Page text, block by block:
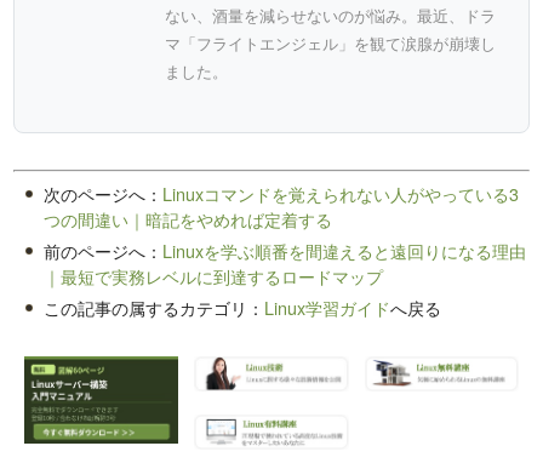
ない、酒量を減らせないのが悩み。最近、ドラ
マ「フライトエンジェル」を観て涙腺が崩壊し
ました。
次のページへ： Linuxコマンドを覚えられない人がやっている3
つの間違い｜暗記をやめれば定着する
前のページへ： Linuxを学ぶ順番を間違えると遠回りになる理由
｜最短で実務レベルに到達するロードマップ
この記事の属するカテゴリ： Linux学習ガイドへ戻る